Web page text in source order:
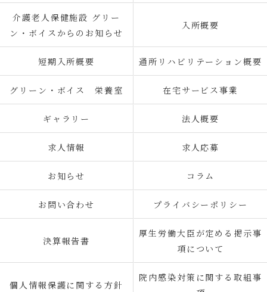
介護老人保健施設 グリー
ン・ボイスからのお知らせ
入所概要
短期入所概要 通所リハビリテーション概要
グリーン・ボイス 栄養室 在宅サービス事業
ギャラリー 法人概要
求人情報 求人応募
お知らせ コラム
お問い合わせ プライバシーポリシー
決算報告書
厚生労働大臣が定める掲示事
項について
個人情報保護に関する方針
院内感染対策に関する取組事